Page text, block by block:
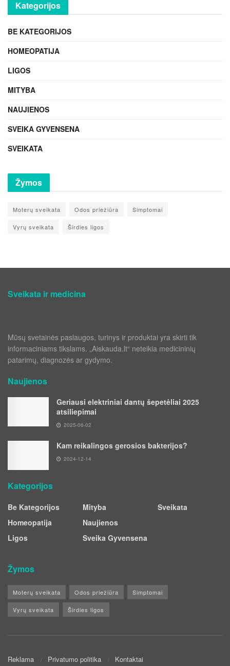
Kategorijos
BE KATEGORIJOS
HOMEOPATIJA
LIGOS
MITYBA
NAUJIENOS
SVEIKA GYVENSENA
SVEIKATA
Žymos
Moterų sveikata Odos priežiūra Simptomai
Vyrų sveikata Širdies ligos
Sveikata ir medicina
Mūsų svetainės paslaugos, turinys ir produktai yra skirti tik
informaciniams tikslams. „Aiskauda.lt“ neteikia medicininių
patarimų, diagnozės ar gydymo.
Naujienos
Geriausi elektriniai dantų šepetėliai 2025
atsiliepimai
2025-06-02
Kam reikalingos gerosios bakterijos?
2024-12-14
Kategorijos
Be Kategorijos
Homeopatija
Ligos
Mityba
Naujienos
Sveika Gyvensena
Sveikata
Žymos
Moterų sveikata Odos priežiūra Simptomai
Vyrų sveikata Širdies ligos
Reklama Privatumo politika Kontaktai